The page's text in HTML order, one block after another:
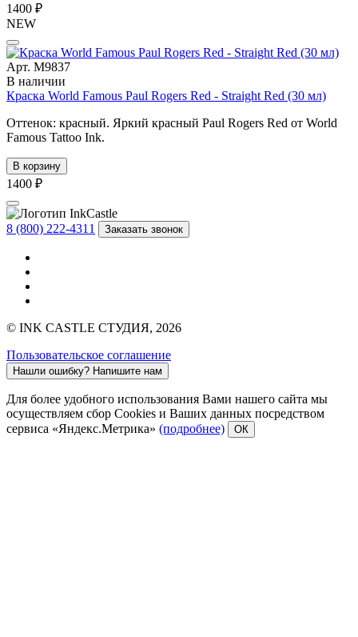
1400 ₽
NEW
Арт. М9837
В наличии
Краска World Famous Paul Rogers Red - Straight Red (30 мл)
Оттенок: красный. Яркий красный Paul Rogers Red от World
Famous Tattoo Ink.
В корзину
1400 ₽
8 (800) 222-4311 Заказать звонок
© INK CASTLE СТУДИЯ, 2026
Пользовательское соглашение
Нашли ошибку? Напишите нам
Для более удобного использования Вами нашего сайта мы
осуществляем сбор Cookies и Ваших данных посредством
сервиса «Яндекс.Метрика» (подробнее) ОК